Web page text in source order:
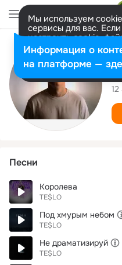
Мы используем
сервисы для вас.
настроить cookie-
представитель.
Разрешить все
Песни
Королева
TE$LO
Под хмурым небом
TE$LO
Не драматизируй
TE$LO
Информация о
на платформе —